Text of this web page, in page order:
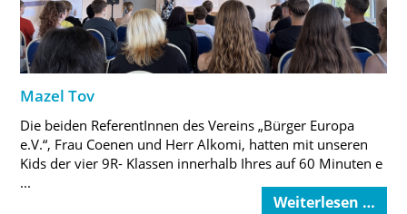
Mazel Tov
Die beiden ReferentInnen des Vereins „Bürger Europa
e.V.“, Frau Coenen und Herr Alkomi, hatten mit unseren
Kids der vier 9R- Klassen innerhalb Ihres auf 60 Minuten e
...
Weiterlesen …